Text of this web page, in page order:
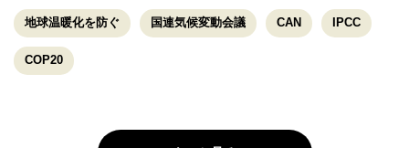
地球温暖化を防ぐ 国連気候変動会議 CAN IPCC
COP20